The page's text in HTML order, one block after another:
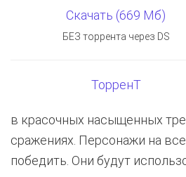
Скачать (669 Мб)
БЕЗ торрента через DS
ТорренТ
в красочных насыщенных
сражениях. Персонажи на
победить. Они будут